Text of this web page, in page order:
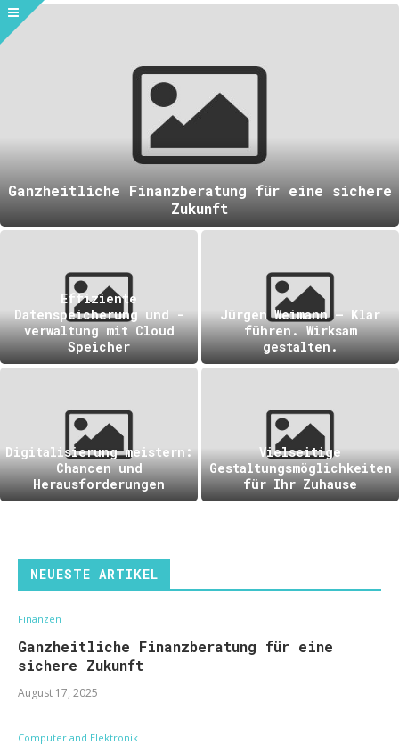
Ganzheitliche Finanzberatung für eine sichere
Zukunft
Effiziente
Datenspeicherung und -
verwaltung mit Cloud
Speicher
Jürgen Weimann – Klar
führen. Wirksam
gestalten.
Digitalisierung meistern:
Chancen und
Herausforderungen
Vielseitige
Gestaltungsmöglichkeiten
für Ihr Zuhause
NEUESTE ARTIKEL
Finanzen
Ganzheitliche Finanzberatung für eine
sichere Zukunft
August 17, 2025
Computer and Elektronik